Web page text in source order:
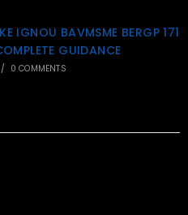
IGNOU BAVMSME BERGP 171
GUIDANCE
/ 0 COMMENTS